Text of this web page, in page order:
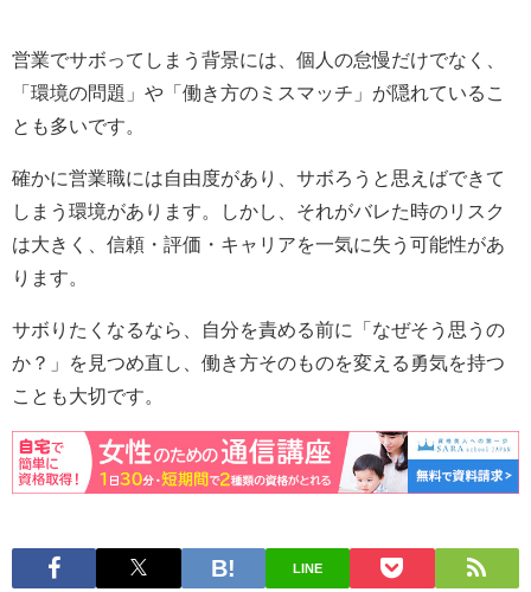
営業でサボってしまう背景には、個人の怠慢だけでなく、
「環境の問題」や「働き方のミスマッチ」が隠れているこ
とも多いです。
確かに営業職には自由度があり、サボろうと思えばできて
しまう環境があります。しかし、それがバレた時のリスク
は大きく、信頼・評価・キャリアを一気に失う可能性があ
ります。
サボりたくなるなら、自分を責める前に「なぜそう思うの
か？」を見つめ直し、働き方そのものを変える勇気を持つ
ことも大切です。
LINE